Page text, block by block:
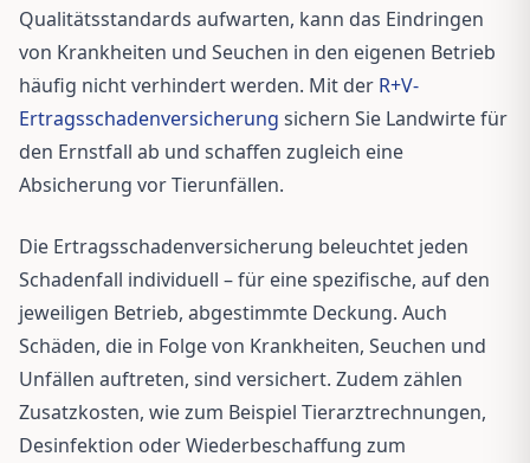
Qualitätsstandards aufwarten, kann das Eindringen
von Krankheiten und Seuchen in den eigenen Betrieb
häufig nicht verhindert werden. Mit der R+V-
Ertragsschadenversicherung sichern Sie Landwirte für
den Ernstfall ab und schaffen zugleich eine
Absicherung vor Tierunfällen.
Die Ertragsschadenversicherung beleuchtet jeden
Schadenfall individuell – für eine spezifische, auf den
jeweiligen Betrieb, abgestimmte Deckung. Auch
Schäden, die in Folge von Krankheiten, Seuchen und
Unfällen auftreten, sind versichert. Zudem zählen
Zusatzkosten, wie zum Beispiel Tierarztrechnungen,
Desinfektion oder Wiederbeschaffung zum